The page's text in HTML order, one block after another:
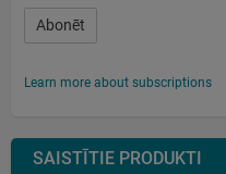
Abonēt
Learn more about subscriptions
SAISTĪTIE PRODUKTI